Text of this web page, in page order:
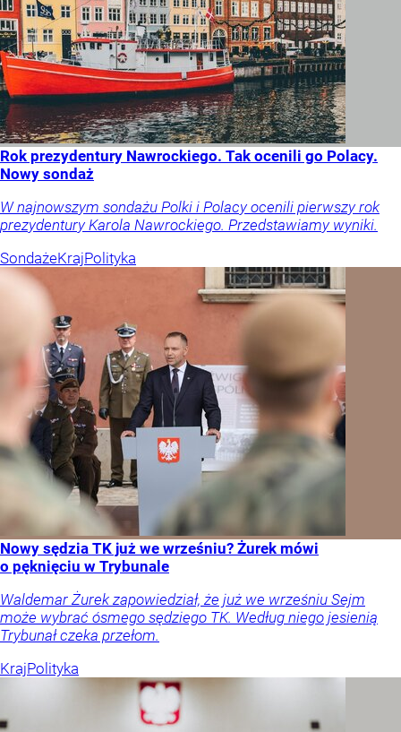
Rok prezydentury Nawrockiego. Tak ocenili go Polacy.
Nowy sondaż
W najnowszym sondażu Polki i Polacy ocenili pierwszy rok
prezydentury Karola Nawrockiego. Przedstawiamy wyniki.
SondażeKrajPolityka
Nowy sędzia TK już we wrześniu? Żurek mówi
o pęknięciu w Trybunale
Waldemar Żurek zapowiedział, że już we wrześniu Sejm
może wybrać ósmego sędziego TK. Według niego jesienią
Trybunał czeka przełom.
KrajPolityka